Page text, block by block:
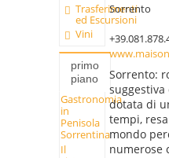
Trasferimenti
ed Escursioni
Vini
primo
piano
Gastronomia
in
Penisola
Sorrentina
Il
Sorrento
Sorrento:
dotata di
tempi,
mondo
numerose